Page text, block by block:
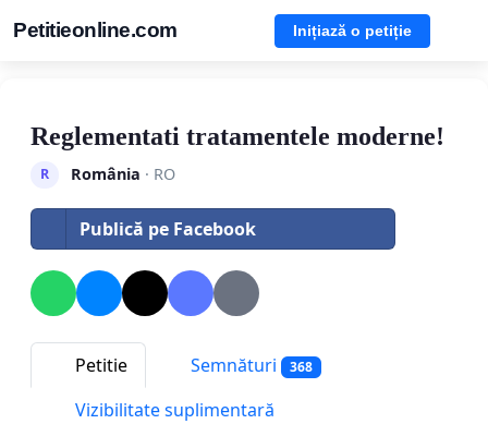
Petitieonline.com Inițiază o petiție
Reglementati tratamentele moderne!
R România · RO
Publică pe Facebook
Petitie Semnături 368
Vizibilitate suplimentară